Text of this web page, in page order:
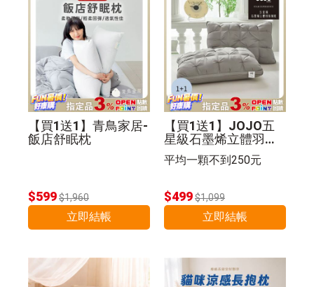
【買1送1】青鳥家居-
飯店舒眠枕
$599$1,960
立即結帳
【買1送1】JOJO五
星級石墨烯立體羽絲
絨枕(紐花枕)
平均一顆不到250元
$499$1,099
立即結帳